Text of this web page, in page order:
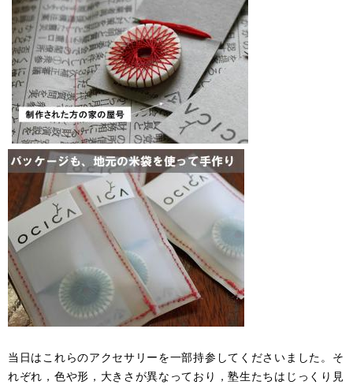
当日はこれらのアクセサリーを一部持参してくださいました。そ
れぞれ，色や形，大きさが異なっており，塾生たちはじっくり見